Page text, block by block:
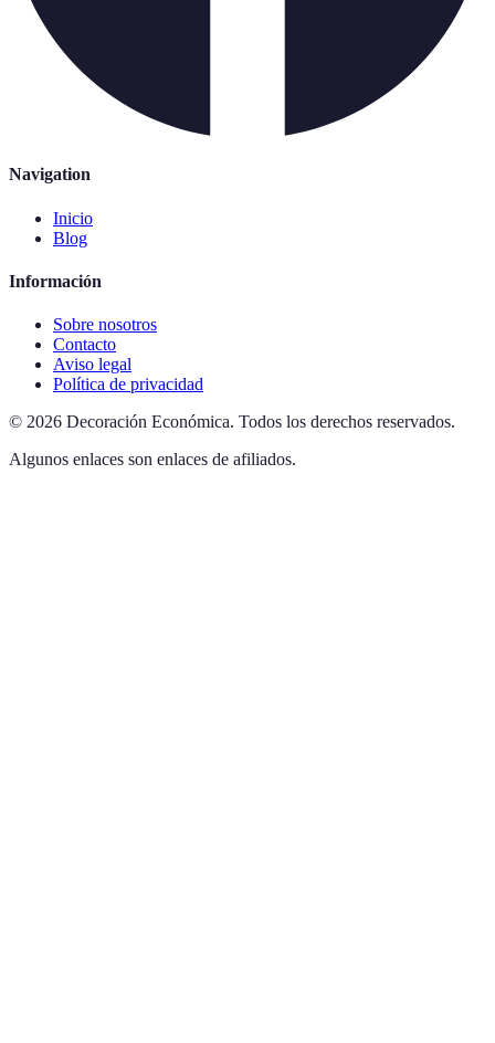
Navigation
Inicio
Blog
Información
Sobre nosotros
Contacto
Aviso legal
Política de privacidad
© 2026 Decoración Económica. Todos los derechos reservados.
Algunos enlaces son enlaces de afiliados.